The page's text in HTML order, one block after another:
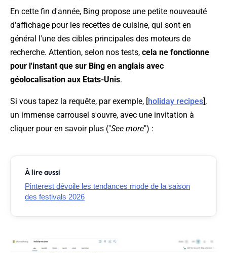
En cette fin d'année, Bing propose une petite nouveauté
d'affichage pour les recettes de cuisine, qui sont en
général l'une des cibles principales des moteurs de
recherche. Attention, selon nos tests, cela ne fonctionne
pour l'instant que sur Bing en anglais avec
géolocalisation aux Etats-Unis.
Si vous tapez la requête, par exemple, [holiday recipes],
un immense carrousel s'ouvre, avec une invitation à
cliquer pour en savoir plus ("See more") :
À lire aussi
Pinterest dévoile les tendances mode de la saison
des festivals 2026